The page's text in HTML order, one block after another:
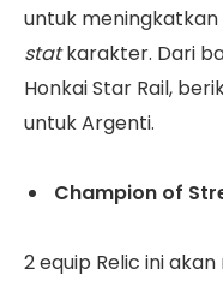
untuk
statkarakter. Dari
Honkai Star Rail,
untuk Argenti.
Champion of
2 equip Relic ini